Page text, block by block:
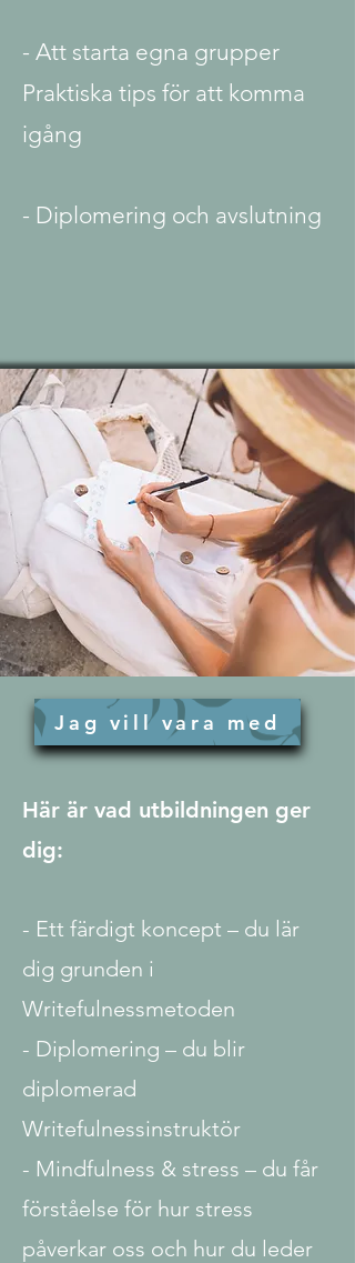
- Att starta egna grupper
Praktiska tips för att komma
igång
- Diplomering och avslutning
Jag vill vara med
Här är vad utbildningen ger
dig:
- Ett färdigt koncept – du lär
dig grunden i
Writefulnessmetoden
- Diplomering – du blir
diplomerad
Writefulnessinstruktör
- Mindfulness & stress – du får
förståelse för hur stress
påverkar oss och hur du leder